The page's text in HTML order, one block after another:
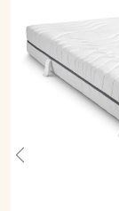
Previous